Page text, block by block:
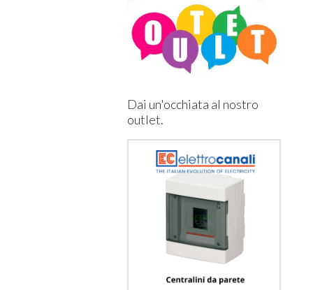
Dai un'occhiata al nostro
outlet.